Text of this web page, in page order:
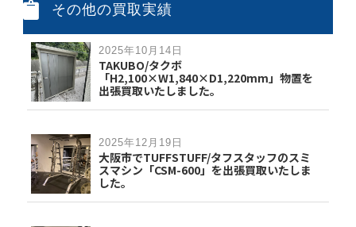
その他の買取実績
2025年10月14日
TAKUBO/タクボ
「H2,100×W1,840×D1,220mm」物置を
出張買取いたしました。
2025年12月19日
大阪市でTUFFSTUFF/タフスタッフのスミ
スマシン「CSM-600」を出張買取いたしま
した。